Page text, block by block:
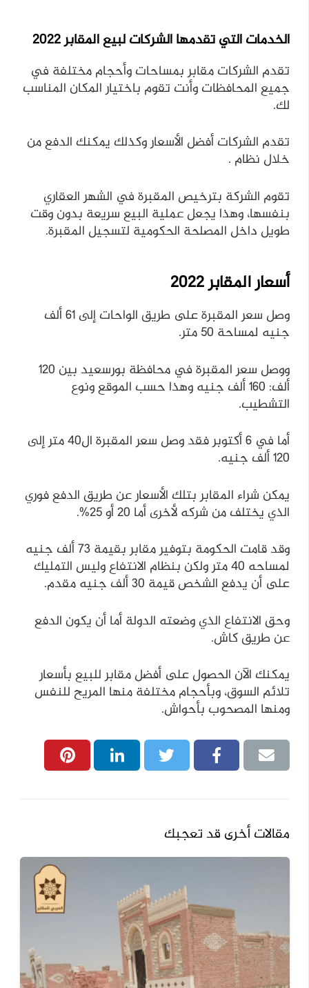
الخدمات التي تقدمها الشركات لبيع المقابر 2022
تقدم الشركات مقابر بمساحات وأحجام مختلفة في
جميع المحافظات وأنت تقوم باختيار المكان المناسب
لك.
تقدم الشركات أفضل الأسعار وكذلك يمكنك الدفع من
خلال نظام .
تقوم الشركة بترخيص المقبرة في الشهر العقاري
بنفسها، وهذا يجعل عملية البيع سريعة بدون وقت
طويل داخل المصلحة الحكومية لتسجيل المقبرة.
أسعار المقابر 2022
وصل سعر المقبرة على طريق الواحات إلى 61 ألف
جنيه لمساحة 50 متر.
ووصل سعر المقبرة في محافظة بورسعيد بين 120
ألف: 160 ألف جنيه وهذا حسب الموقع ونوع
التشطيب.
أما في 6 أكتوبر فقد وصل سعر المقبرة ال40 متر إلى
120 ألف جنيه.
يمكن شراء المقابر بتلك الأسعار عن طريق الدفع فوري
الذي يختلف من شركه لأخرى أما 20 أو 25%.
وقد قامت الحكومة بتوفير مقابر بقيمة 73 ألف جنيه
لمساحه 40 متر ولكن بنظام الانتفاع وليس التمليك
على أن يدفع الشخص قيمة 30 ألف جنيه مقدم.
وحق الانتفاع الذي وضعته الدولة أما أن يكون الدفع
عن طريق كاش.
يمكنك الآن الحصول على أفضل مقابر للبيع بأسعار
تلائم السوق، وبأحجام مختلفة منها المريح للنفس
ومنها المصحوب بأحواش.
مقالات أخرى قد تعجبك